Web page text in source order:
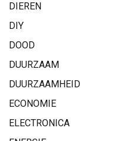
DIEREN
DIY
DOOD
DUURZAAM
DUURZAAMHEID
ECONOMIE
ELECTRONICA